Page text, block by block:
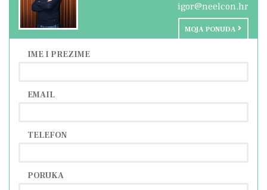
igor@neelcon.hr
MOJA PONUDA
IME I PREZIME
EMAIL
TELEFON
PORUKA